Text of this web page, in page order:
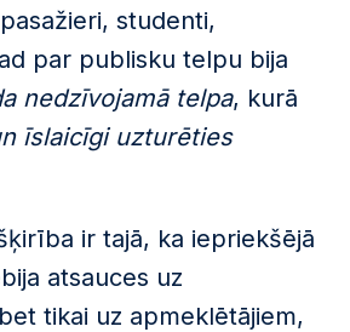
studenti,
par publisku telpu bija
nedzīvojamā telpa, kurā
īslaicīgi uzturēties
ir tajā, ka iepriekšējā
atsauces uz
tikai uz apmeklētājiem,